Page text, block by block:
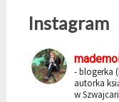
Instagram
- blogerka
autorka
w